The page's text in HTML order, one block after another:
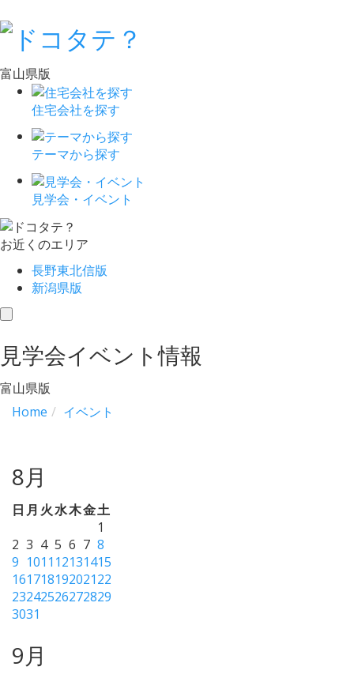
富山県版
住宅会社を探す
テーマから探す
見学会・イベント
お近くのエリア
長野東北信版
新潟県版
toggle
見学会イベント情報
富山県版
Home
イベント
8月
日 月 火水木金土
1
2 3 4 5 6 7 8
9 1011 12131415
16171819202122
23242526272829
3031
9月